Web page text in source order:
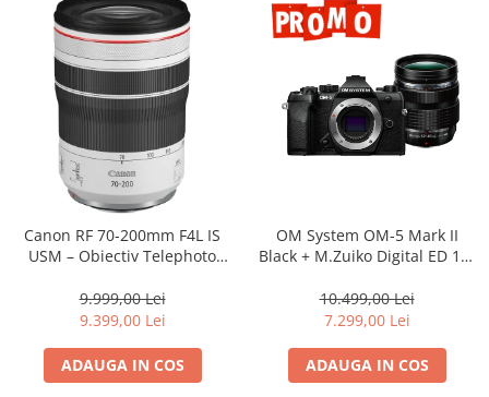
Canon RF 70-200mm F4L IS
USM – Obiectiv Telephoto
9.999,00 Lei
9.399,00 Lei
ADAUGA IN COS
OM System OM-5 Mark II
Black + M.Zuiko Digital ED 12-
camera mirrorless Micro Four
Thirds 20.4MP
10.499,00 Lei
7.299,00 Lei
ADAUGA IN COS